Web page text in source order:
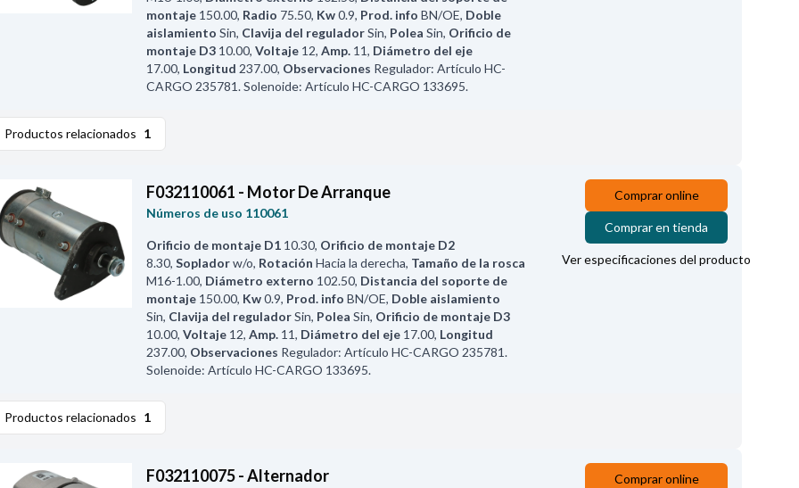
montaje 150.00, Radio 75.50, Kw0.9, Prod. info BN/OE, Doble
aislamiento Sin, Clavija del reguladorSin, Polea Sin, Orificio de
montaje D3 10.00, Voltaje 12, Amp. 11, Diámetro del eje
17.00, Longitud 237.00, Observaciones Regulador: Artículo HC-
CARGO 235781. Solenoide: Artículo HC-CARGO 133695.
Productos relacionados 1
F032110061 - Motor De Arranque
Números de uso 110061
Orificio de montaje D1 10.30, Orificio de montaje D2
8.30, Sopladorw/o, Rotación Hacia la derecha, Tamaño de la rosca
M16-1.00, Diámetro externo 102.50, Distancia del soporte de
montaje 150.00, Kw0.9, Prod. info BN/OE, Doble aislamiento
Sin, Clavija del reguladorSin, Polea Sin, Orificio de montaje D3
10.00, Voltaje 12, Amp. 11, Diámetro del eje 17.00, Longitud
237.00, Observaciones Regulador: Artículo HC-CARGO 235781.
Solenoide: Artículo HC-CARGO 133695.
Comprar online
Comprar en tienda
Ver especificaciones del producto
Productos relacionados 1
F032110075 - Alternador Comprar online